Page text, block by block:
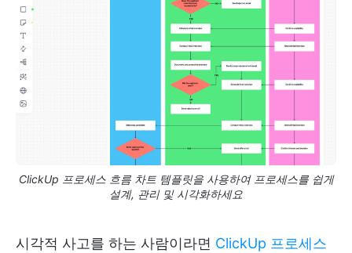
ClickUp 프로세스 흐름 차트 템플릿을 사용하여 프로세스를 쉽게
설계, 관리 및 시각화하세요
시각적 사고를 하는 사람이라면 ClickUp 프로세스